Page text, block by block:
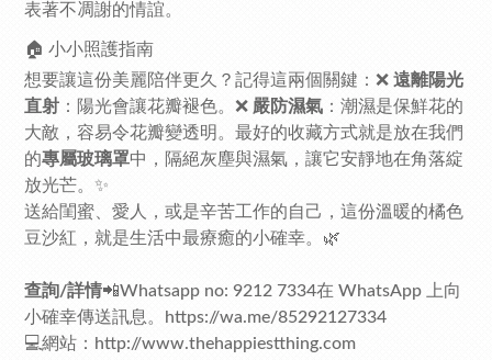
表著不凋謝的情誼。
🏠 小小照護指南
想要讓這份美麗陪伴更久？記得這兩個關鍵：❌ 遠離陽光
直射 ：陽光會讓花瓣褪色。❌ 嚴防濕氣 ：潮濕是保鮮花的
大敵，容易令花瓣變透明。最好的收藏方式就是放在我們
的專屬玻璃罩中，隔絕灰塵與濕氣，讓它安靜地在角落綻
放光芒。✨
送給閨蜜、愛人，或是辛苦工作的自己，這份溫暖的橘色
豆沙紅，就是生活中最療癒的小確幸。🌿
查詢/詳情📲Whatsapp no: 9212 7334在 WhatsApp 上向
小確幸傳送訊息。
https://wa.me/85292127334
💻網站： http://www.thehappiestthing.com